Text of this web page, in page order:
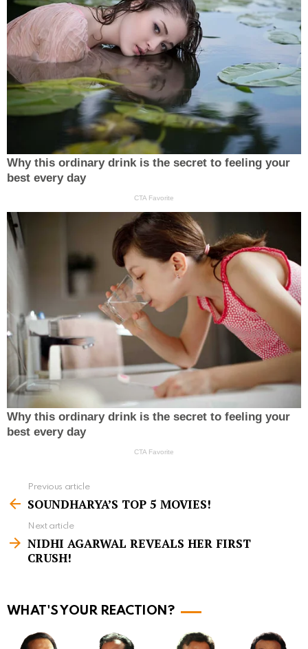
e
m
e
Previous article
SOUNDHARYA’S TOP 5 MOVIES!
Next article
NIDHI AGARWAL REVEALS HER FIRST
CRUSH!
WHAT'S YOUR REACTION?